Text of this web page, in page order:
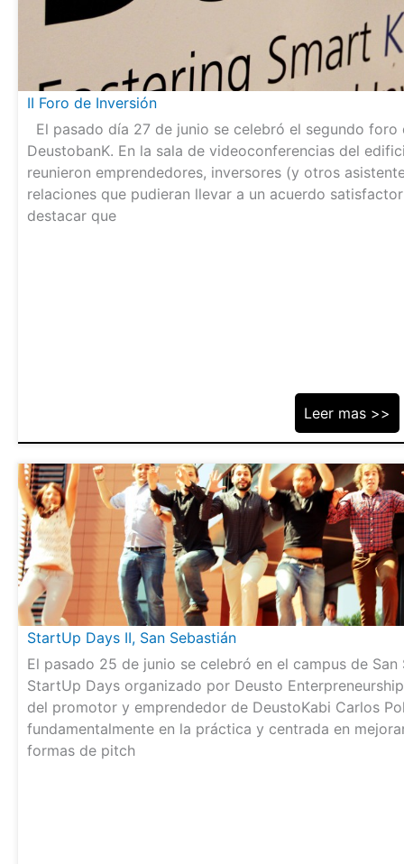
II Foro de Inversión
El pasado día 27 de junio se celebró el segundo
DeustobanK. En la sala de videoconferencias del
reunieron emprendedores, inversores (y otros
relaciones que pudieran llevar a un acuerdo
destacar que
Leer mas >>
StartUp Days II, San Sebastián
El pasado 25 de junio se celebró en el campus de
StartUp Days organizado por Deusto
del promotor y emprendedor de DeustoKabi Carlos
fundamentalmente en la práctica y centrada en
formas de pitch